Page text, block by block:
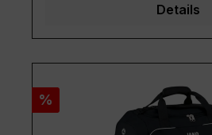
Details
Rabatt
%